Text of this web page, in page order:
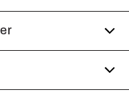
gør strømperne
bløde.